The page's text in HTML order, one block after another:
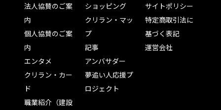
法人協賛のご案
内
個人協賛のご案
内
エンタメ
クリラン・カー
ド
職業紹介（建設
ショッピング
クリラン・マッ
プ
記事
アンバサダー
夢追い人応援プ
ロジェクト
サイトポリシー
特定商取引法に
基づく表記
運営会社